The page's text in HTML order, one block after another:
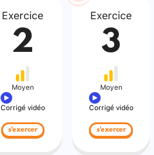
Exercice
2
Moyen
Corrigé vidéo
s'exercer
Exercice
3
Moyen
Corrigé vidéo
s'exercer